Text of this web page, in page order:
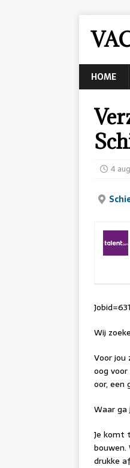
HOME
4
Wij
Voor jou
oog
oor, een
Waar ga
Je komt
bouwen.
drukke